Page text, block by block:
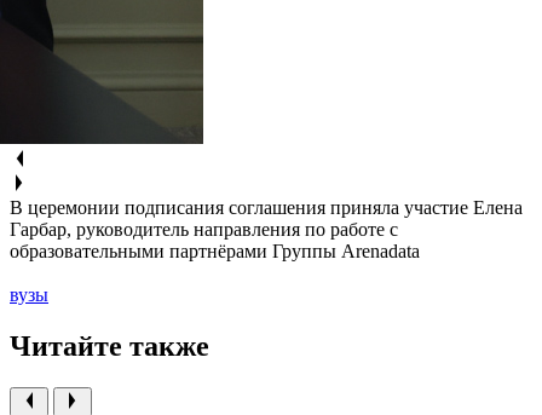
В церемонии подписания соглашения приняла участие Елена
Гарбар, руководитель направления по работе с
образовательными партнёрами Группы Arenadata
вузы
Читайте также